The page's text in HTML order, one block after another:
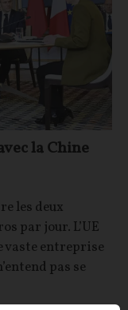
la Chine
les deux
par jour. L’UE
vaste entreprise
pas se